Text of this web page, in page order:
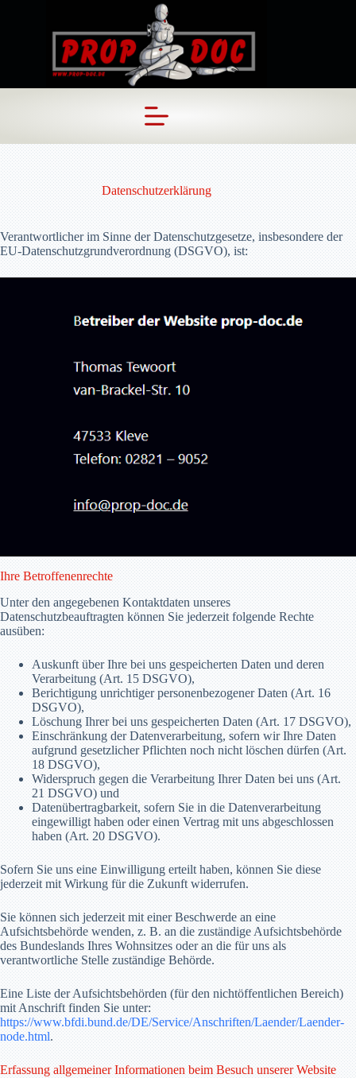
Datenschutzerklärung
Verantwortlicher im Sinne der Datenschutzgesetze, insbesondere der
EU-Datenschutzgrundverordnung (DSGVO), ist:
Ihre Betroffenenrechte
Unter den angegebenen Kontaktdaten unseres
Datenschutzbeauftragten können Sie jederzeit folgende Rechte
ausüben:
Auskunft über Ihre bei uns gespeicherten Daten und deren
Verarbeitung (Art. 15 DSGVO),
Berichtigung unrichtiger personenbezogener Daten (Art. 16
DSGVO),
Löschung Ihrer bei uns gespeicherten Daten (Art. 17 DSGVO),
Einschränkung der Datenverarbeitung, sofern wir Ihre Daten
aufgrund gesetzlicher Pflichten noch nicht löschen dürfen (Art.
18 DSGVO),
Widerspruch gegen die Verarbeitung Ihrer Daten bei uns (Art.
21 DSGVO) und
Datenübertragbarkeit, sofern Sie in die Datenverarbeitung
eingewilligt haben oder einen Vertrag mit uns abgeschlossen
haben (Art. 20 DSGVO).
Sofern Sie uns eine Einwilligung erteilt haben, können Sie diese
jederzeit mit Wirkung für die Zukunft widerrufen.
Sie können sich jederzeit mit einer Beschwerde an eine
Aufsichtsbehörde wenden, z. B. an die zuständige Aufsichtsbehörde
des Bundeslands Ihres Wohnsitzes oder an die für uns als
verantwortliche Stelle zuständige Behörde.
Eine Liste der Aufsichtsbehörden (für den nichtöffentlichen Bereich)
mit Anschrift finden Sie unter:
https://www.bfdi.bund.de/DE/Service/Anschriften/Laender/Laender-
node.html.
Erfassung allgemeiner Informationen beim Besuch unserer Website